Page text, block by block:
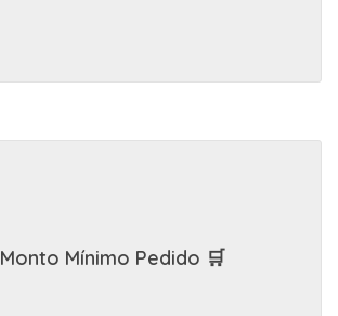
Monto Mínimo Pedido 🛒